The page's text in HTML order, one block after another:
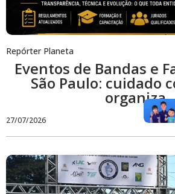
Repórter Planeta
Eventos de Bandas e
São Paulo: cuidado
organiza
27/07/2026